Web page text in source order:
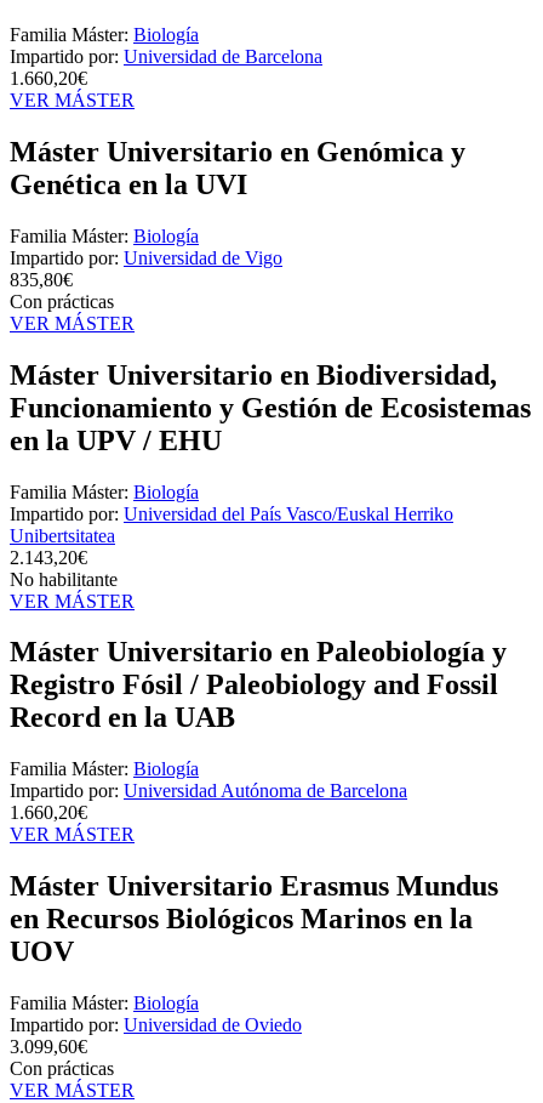
Familia Máster: Biología
Impartido por: Universidad de Barcelona
1.660,20€
VER MÁSTER
Máster Universitario en Genómica y
Genética en la UVI
Familia Máster: Biología
Impartido por: Universidad de Vigo
835,80€
Con prácticas
VER MÁSTER
Máster Universitario en Biodiversidad,
Funcionamiento y Gestión de Ecosistemas
en la UPV / EHU
Familia Máster: Biología
Impartido por: Universidad del País Vasco/Euskal Herriko
Unibertsitatea
2.143,20€
No habilitante
VER MÁSTER
Máster Universitario en Paleobiología y
Registro Fósil / Paleobiology and Fossil
Record en la UAB
Familia Máster: Biología
Impartido por: Universidad Autónoma de Barcelona
1.660,20€
VER MÁSTER
Máster Universitario Erasmus Mundus
en Recursos Biológicos Marinos en la
UOV
Familia Máster: Biología
Impartido por: Universidad de Oviedo
3.099,60€
Con prácticas
VER MÁSTER